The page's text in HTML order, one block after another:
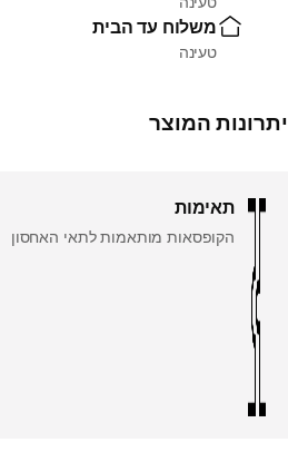
משלוח עד הבית
טעינה
יתרונות המוצר
תאימות
הקופסאות מותאמות לתאי האחסון